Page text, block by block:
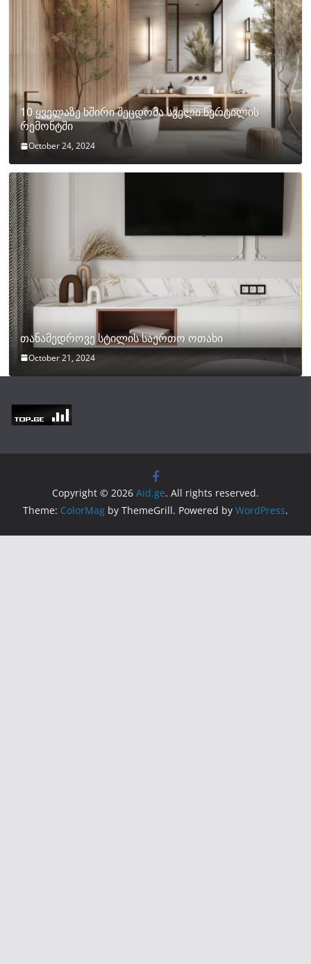
10 ყველაზე ხშირი შეცდომა სველი წერტილის
რემონტში
October 24, 2024
თანამედროვე სტილის საერთო ოთახი
October 21, 2024
Copyright © 2026 Aid.ge. All rights reserved.
Theme: ColorMag by ThemeGrill. Powered by WordPress.